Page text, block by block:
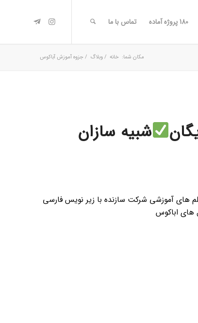
180 پروژه آماده تماس با ما
مکان شما: خانه /وبلاگ /جزوه آموزش آباکوس
شبیه سازان
اماده همراه اموزش- فیلم های آموزشی شرکت سازنده با زیر نویس فارسی
های اباکوس